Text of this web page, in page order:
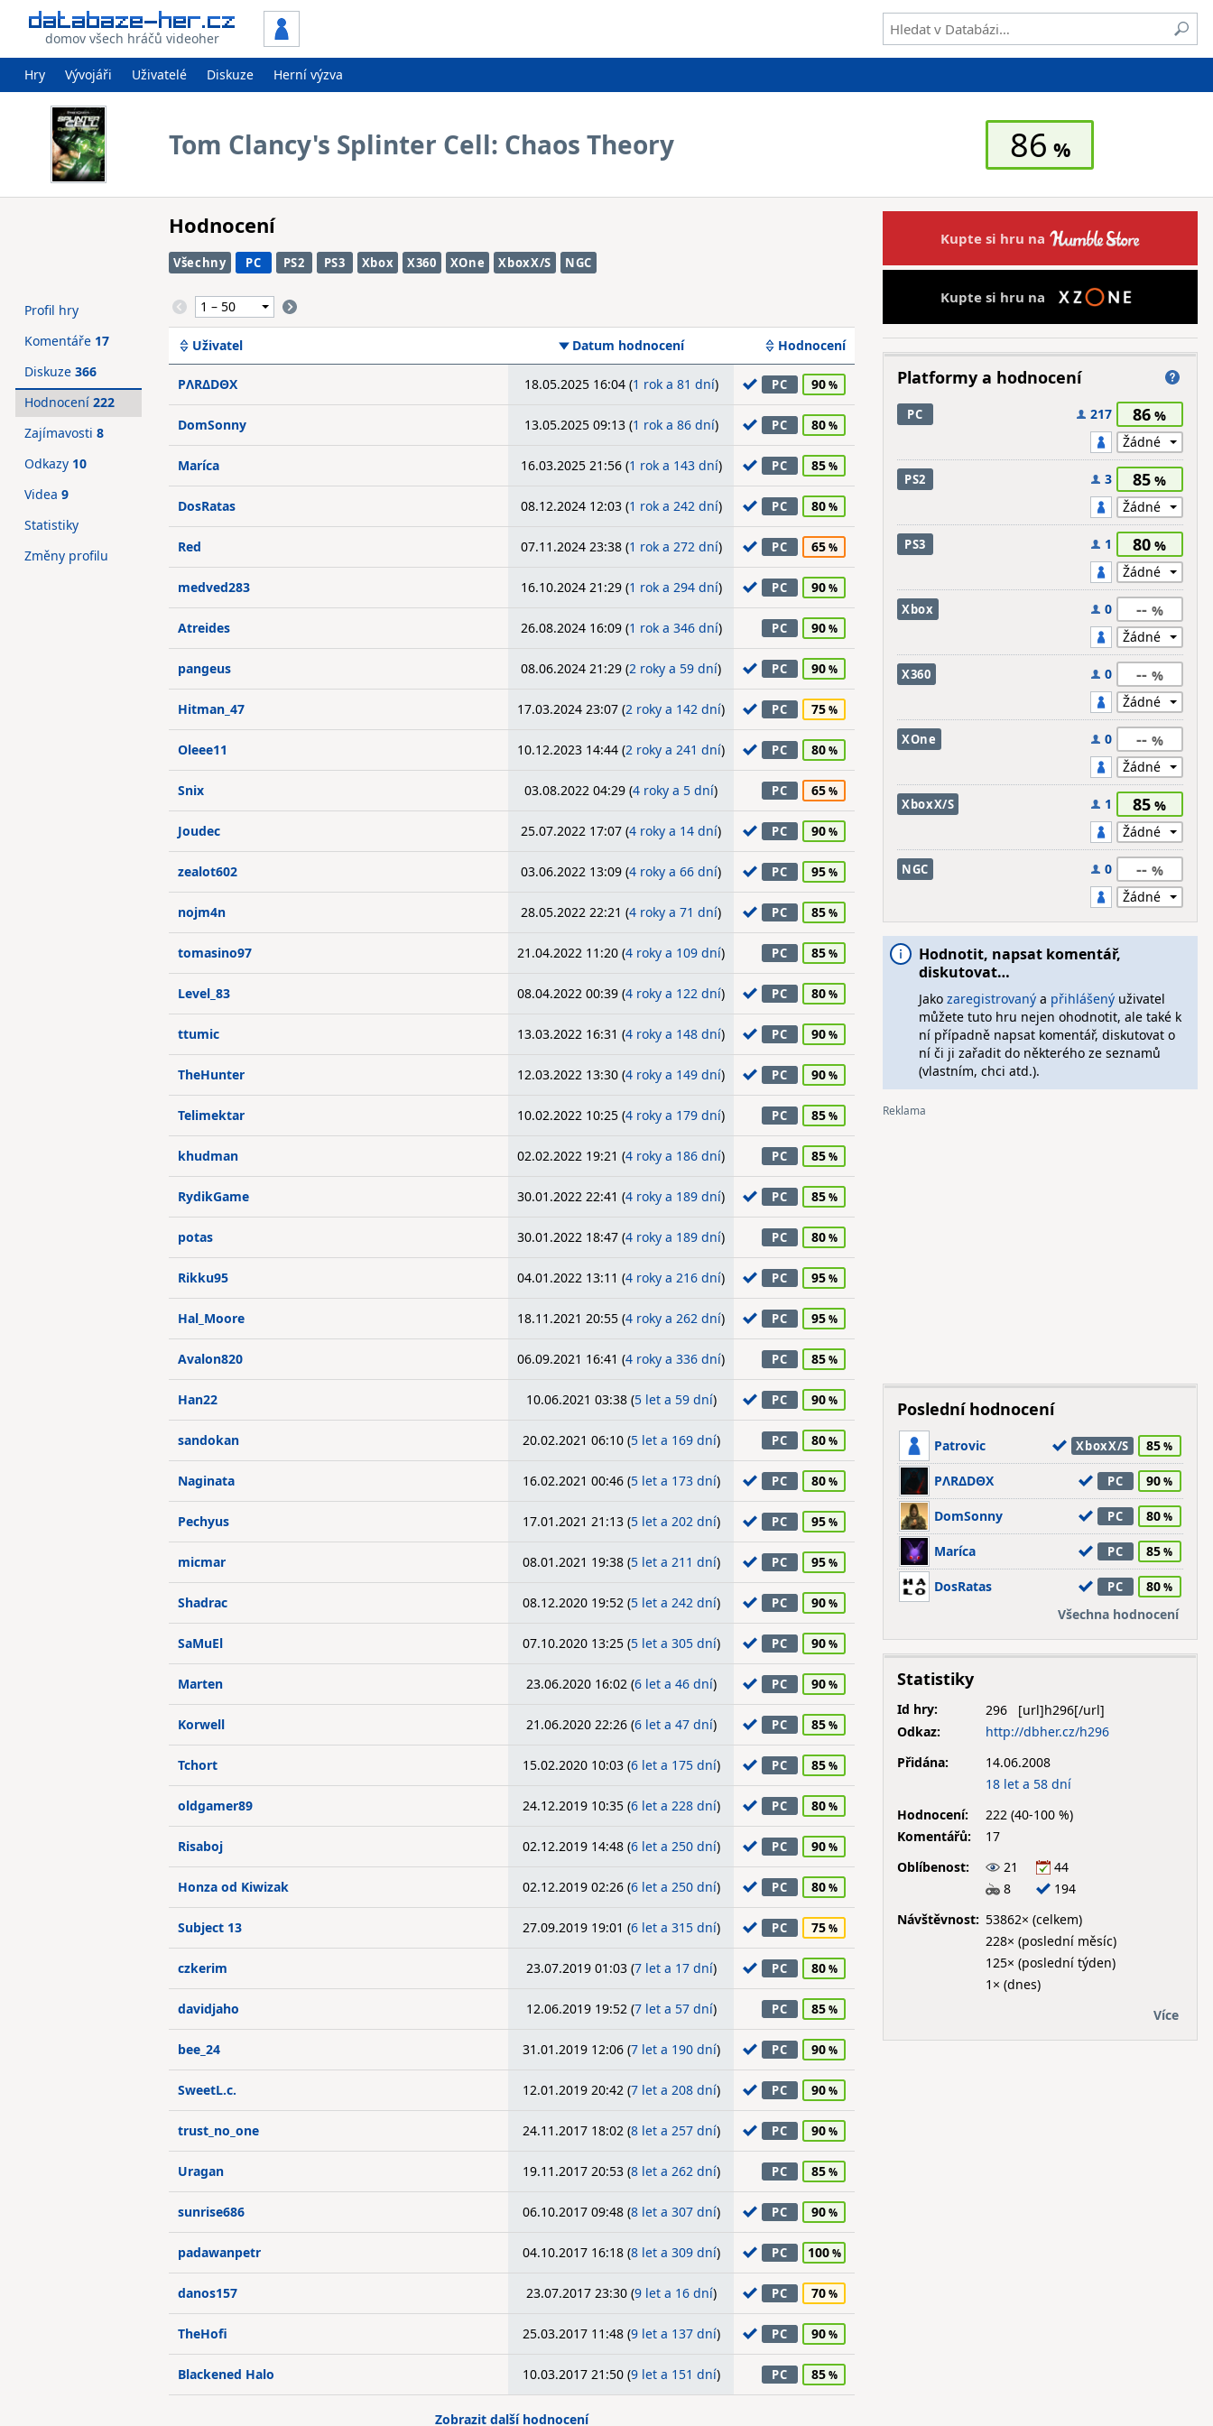
domov všech hráčů videoher
Hry Vývojáři Uživatelé Diskuze Herní výzva
Tom Clancy's Splinter Cell: Chaos Theory 86
Hodnocení
Všechny PC PS2 PS3 Xbox X360 XOne XboxX/S NGC
Uživatel Datum hodnocení Hodnocení
PΛRΔDΘX 18.05.2025 16:04 (1 rok a 81 dní) PC 90
DomSonny 13.05.2025 09:13 (1 rok a 86 dní) PC 80
Maríca 16.03.2025 21:56 (1 rok a 143 dní) PC 85
DosRatas 08.12.2024 12:03 (1 rok a 242 dní) PC 80
Red 07.11.2024 23:38 (1 rok a 272 dní) PC 65
medved283 16.10.2024 21:29 (1 rok a 294 dní) PC 90
Atreides 26.08.2024 16:09 (1 rok a 346 dní) PC 90
pangeus 08.06.2024 21:29 (2 roky a 59 dní) PC 90
Hitman_47 17.03.2024 23:07 (2 roky a 142 dní) PC 75
Oleee11 10.12.2023 14:44 (2 roky a 241 dní) PC 80
Snix 03.08.2022 04:29 (4 roky a 5 dní) PC 65
Joudec 25.07.2022 17:07 (4 roky a 14 dní) PC 90
zealot602 03.06.2022 13:09 (4 roky a 66 dní) PC 95
nojm4n 28.05.2022 22:21 (4 roky a 71 dní) PC 85
tomasino97 21.04.2022 11:20 (4 roky a 109 dní) PC 85
Level_83 08.04.2022 00:39 (4 roky a 122 dní) PC 80
ttumic 13.03.2022 16:31 (4 roky a 148 dní) PC 90
TheHunter 12.03.2022 13:30 (4 roky a 149 dní) PC 90
Telimektar 10.02.2022 10:25 (4 roky a 179 dní) PC 85
khudman 02.02.2022 19:21 (4 roky a 186 dní) PC 85
RydikGame 30.01.2022 22:41 (4 roky a 189 dní) PC 85
potas 30.01.2022 18:47 (4 roky a 189 dní) PC 80
Rikku95 04.01.2022 13:11 (4 roky a 216 dní) PC 95
Hal_Moore 18.11.2021 20:55 (4 roky a 262 dní) PC 95
Avalon820 06.09.2021 16:41 (4 roky a 336 dní) PC 85
Han22 10.06.2021 03:38 (5 let a 59 dní) PC 90
sandokan 20.02.2021 06:10 (5 let a 169 dní) PC 80
Naginata 16.02.2021 00:46 (5 let a 173 dní) PC 80
Pechyus 17.01.2021 21:13 (5 let a 202 dní) PC 95
micmar 08.01.2021 19:38 (5 let a 211 dní) PC 95
Shadrac 08.12.2020 19:52 (5 let a 242 dní) PC 90
SaMuEl 07.10.2020 13:25 (5 let a 305 dní) PC 90
Marten 23.06.2020 16:02 (6 let a 46 dní) PC 90
Korwell 21.06.2020 22:26 (6 let a 47 dní) PC 85
Tchort 15.02.2020 10:03 (6 let a 175 dní) PC 85
oldgamer89 24.12.2019 10:35 (6 let a 228 dní) PC 80
Risaboj 02.12.2019 14:48 (6 let a 250 dní) PC 90
Honza od Kiwizak 02.12.2019 02:26 (6 let a 250 dní) PC 80
Subject 13 27.09.2019 19:01 (6 let a 315 dní) PC 75
czkerim 23.07.2019 01:03 (7 let a 17 dní) PC 80
davidjaho 12.06.2019 19:52 (7 let a 57 dní) PC 85
bee_24 31.01.2019 12:06 (7 let a 190 dní) PC 90
SweetL.c. 12.01.2019 20:42 (7 let a 208 dní) PC 90
trust_no_one 24.11.2017 18:02 (8 let a 257 dní) PC 90
Uragan 19.11.2017 20:53 (8 let a 262 dní) PC 85
sunrise686 06.10.2017 09:48 (8 let a 307 dní) PC 90
padawanpetr 04.10.2017 16:18 (8 let a 309 dní) PC 100
danos157 23.07.2017 23:30 (9 let a 16 dní) PC 70
TheHofi 25.03.2017 11:48 (9 let a 137 dní) PC 90
Blackened Halo 10.03.2017 21:50 (9 let a 151 dní) PC 85
Zobrazit další hodnocení
Profil hry
Komentáře 17
Diskuze 366
Hodnocení 222
Zajímavosti 8
Odkazy 10
Videa 9
Statistiky
Změny profilu
Kupte si hru na
Kupte si hru na
Platformy a hodnocení
PC 217 86
PS2 3 85
PS3 1 80
Xbox 0 --
X360 0 --
XOne 0 --
XboxX/S 1 85
NGC 0 --
Hodnotit, napsat komentář,
diskutovat…
Jako zaregistrovanýa přihlášenýuživatel
můžete tuto hru nejen ohodnotit, ale také k
ní případně napsat komentář, diskutovat o
ní či ji zařadit do některého ze seznamů
(vlastním, chci atd.).
Poslední hodnocení
Patrovic XboxX/S 85
PΛRΔDΘX PC 90
DomSonny PC 80
Maríca PC 85
DosRatas PC
80
Všechna hodnocení
Statistiky
Id hry:
296
Odkaz:
http://dbher.cz/h296
Přidána:
14.06.2008
18 let a 58 dní
Hodnocení:
222 (40-100 %)
Komentářů:
17
Oblíbenost:
21
44
8
194
Návštěvnost: 53862× (celkem)
228× (poslední měsíc)
125× (poslední týden)
1× (dnes)
Více